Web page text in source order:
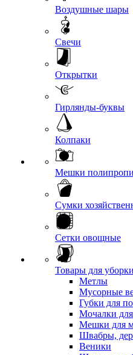
Воздушные шары
Свечи
Открытки
Гирлянды-буквы
Колпаки
Мешки
Сумки
Сетки овощные
Товары для уборки
Метлы
Мусорные
Губки для
Мочалки
Мешки для
Швабры,
Веники